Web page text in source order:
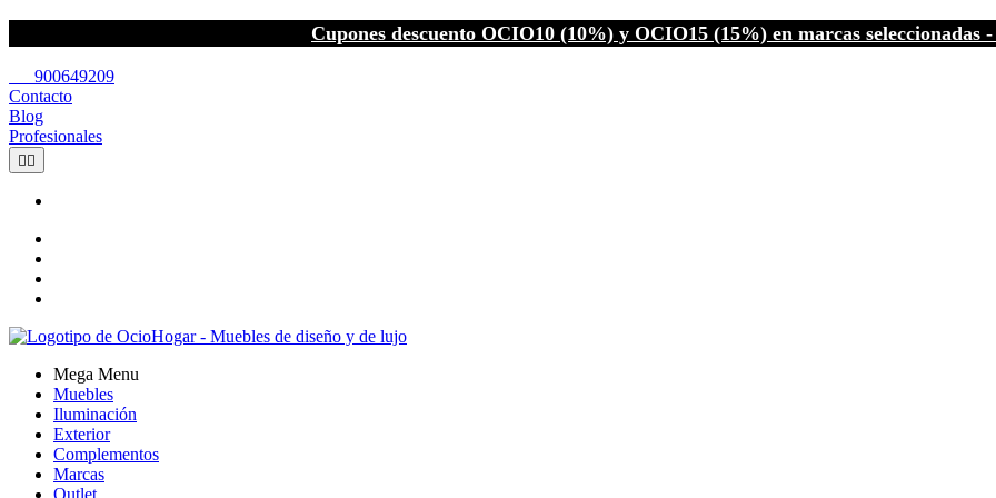
Cupones descuento OCIO10 (10%) y OCIO15 (15%) en marcas seleccionadas
900649209
Contacto
Blog
Profesionales
 
Mega Menu
Muebles
Iluminación
Exterior
Complementos
Marcas
Outlet